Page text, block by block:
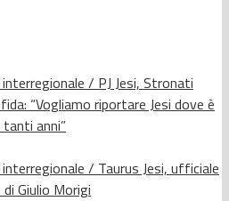
/ PJ Jesi, Stronati
“Vogliamo riportare Jesi dove è
anni”
/ Taurus Jesi, ufficiale
di Giulio Morigi